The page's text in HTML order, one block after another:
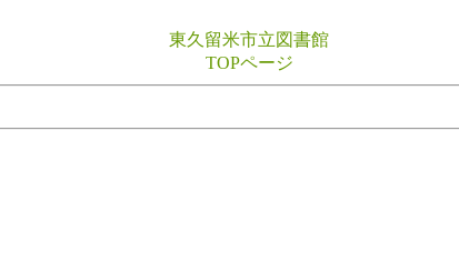
東久留米市立図書館
TOPページ